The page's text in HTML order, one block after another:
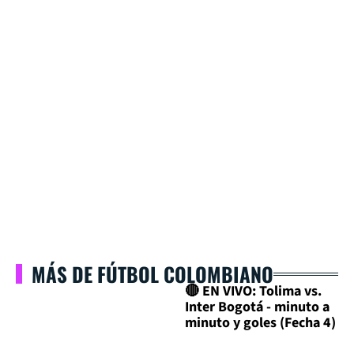
MÁS DE FÚTBOL COLOMBIANO
🔴 EN VIVO: Tolima vs.
Inter Bogotá - minuto a
minuto y goles (Fecha 4)